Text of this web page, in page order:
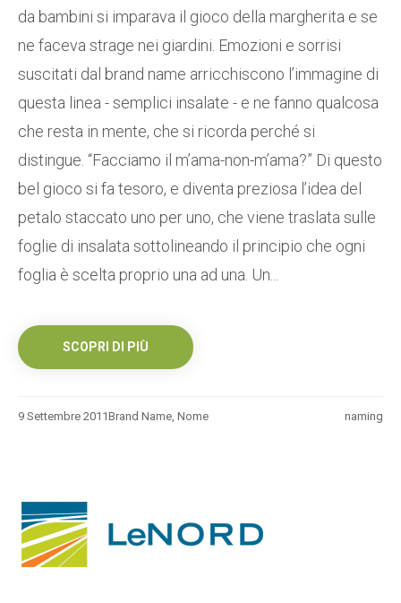
da bambini si imparava il gioco della margherita e se
ne faceva strage nei giardini. Emozioni e sorrisi
suscitati dal brand name arricchiscono l’immagine di
questa linea - semplici insalate - e ne fanno qualcosa
che resta in mente, che si ricorda perché si
distingue. “Facciamo il m’ama-non-m’ama?” Di questo
bel gioco si fa tesoro, e diventa preziosa l’idea del
petalo staccato uno per uno, che viene traslata sulle
foglie di insalata sottolineando il principio che ogni
foglia è scelta proprio una ad una. Un...
SCOPRI DI PIÙ
9 Settembre 2011 naming
Brand Name, Nome